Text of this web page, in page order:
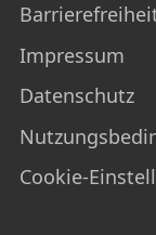
Impressum
Datenschutz
Cookie-